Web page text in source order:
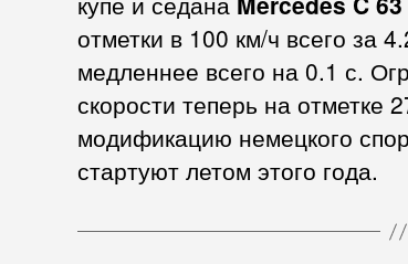
отметки в 100 км/ч всего за
медленнее всего на 0.1 с.
скорости теперь на
модификацию немецкого
стартуют летом этого года.